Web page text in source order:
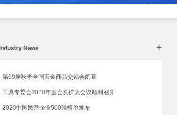
Industry News +
第69届秋季全国五金商品交易会闭幕
工具专委会2020年度会长扩大会议顺利召开
2020中国民营企业500强榜单发布